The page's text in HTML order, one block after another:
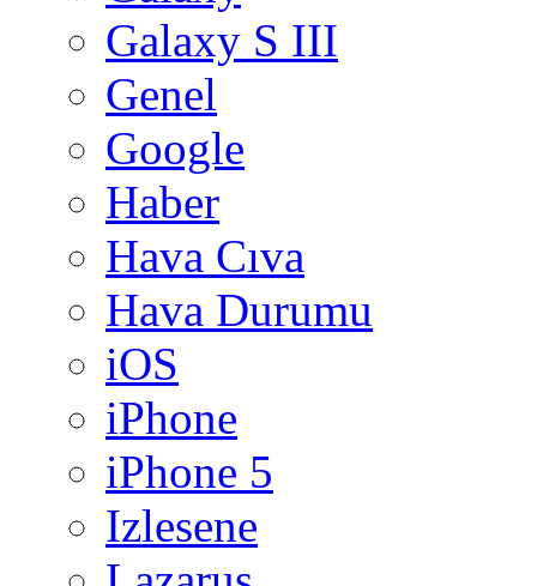
Galaxy S III
Genel
Google
Haber
Hava Cıva
Hava Durumu
iOS
iPhone
iPhone 5
Izlesene